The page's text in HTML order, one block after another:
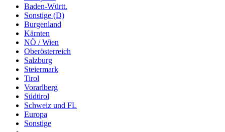
Baden-Württ.
Sonstige (D)
Burgenland
Kärnten
NÖ / Wien
Oberösterreich
Salzburg
Steiermark
Tirol
Vorarlberg
Südtirol
Schweiz und FL
Europa
Sonstige